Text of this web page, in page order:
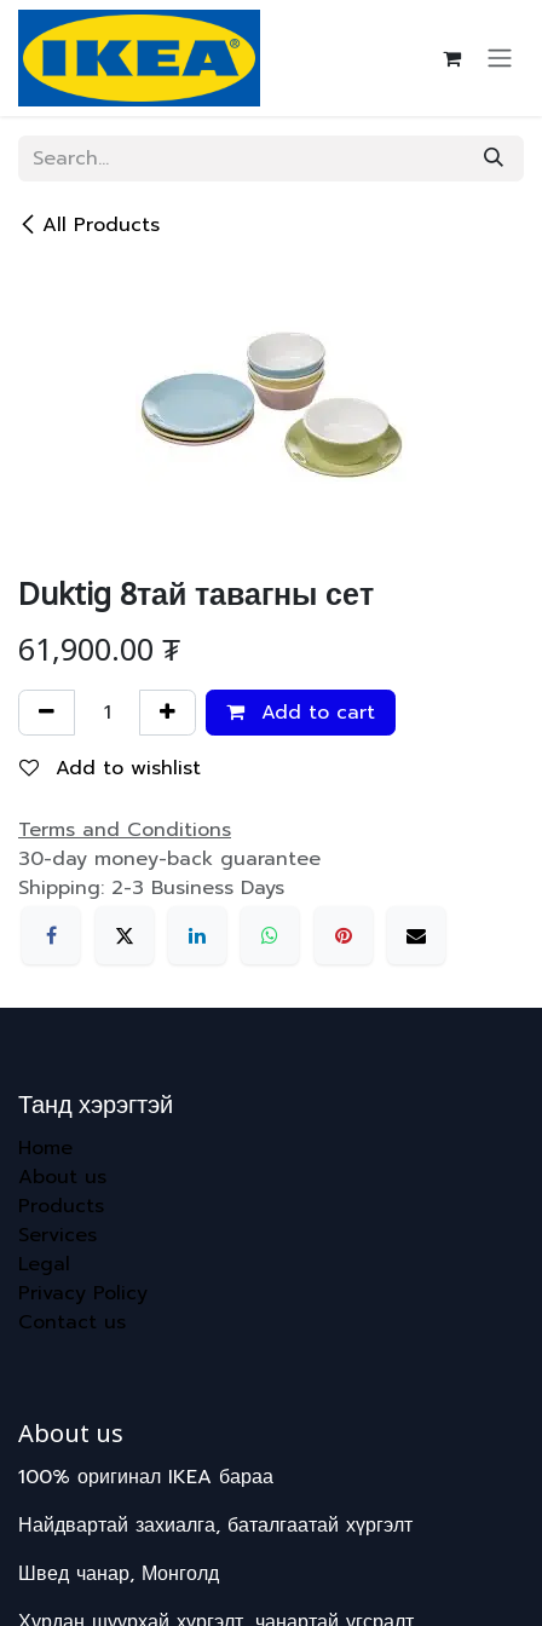
Skip to Content
All Products
Duktig 8тай тавагны сет
61,900.00₮
Add to cart
Add to wishlist
Terms and Conditions
30-day money-back guarantee
Shipping: 2-3 Business Days
Танд хэрэгтэй
Home
About us
Products
Services
Legal
Privacy Policy
Contact us
About us
100% оригинал IKEA бараа
Найдвартай захиалга, баталгаатай хүргэлт
Швед чанар, Монголд